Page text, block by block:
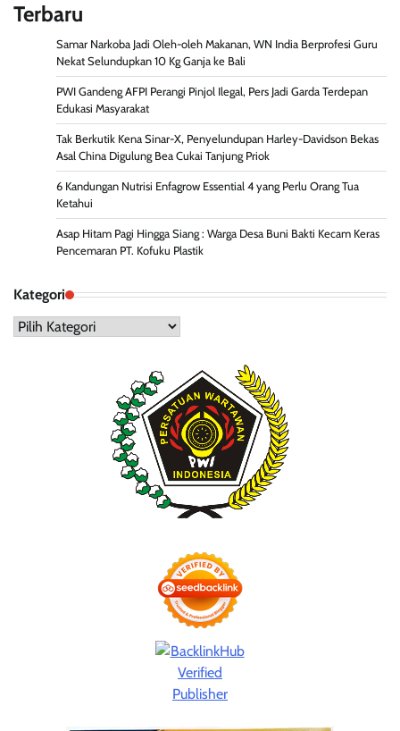
Terbaru
Samar Narkoba Jadi Oleh-oleh Makanan, WN India Berprofesi Guru
Nekat Selundupkan 10 Kg Ganja ke Bali
PWI Gandeng AFPI Perangi Pinjol Ilegal, Pers Jadi Garda Terdepan
Edukasi Masyarakat
Tak Berkutik Kena Sinar-X, Penyelundupan Harley-Davidson Bekas
Asal China Digulung Bea Cukai Tanjung Priok
6 Kandungan Nutrisi Enfagrow Essential 4 yang Perlu Orang Tua
Ketahui
Asap Hitam Pagi Hingga Siang : Warga Desa Buni Bakti Kecam Keras
Pencemaran PT. Kofuku Plastik
Kategori
Kategori